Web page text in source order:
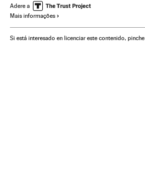
Investigação policial Dilma Rousseff
Partido dos Trabalhadores
Escândalos políticos Corrupção política
Adere a
Mais informações
Si está interesado en licenciar este contenido, pinche